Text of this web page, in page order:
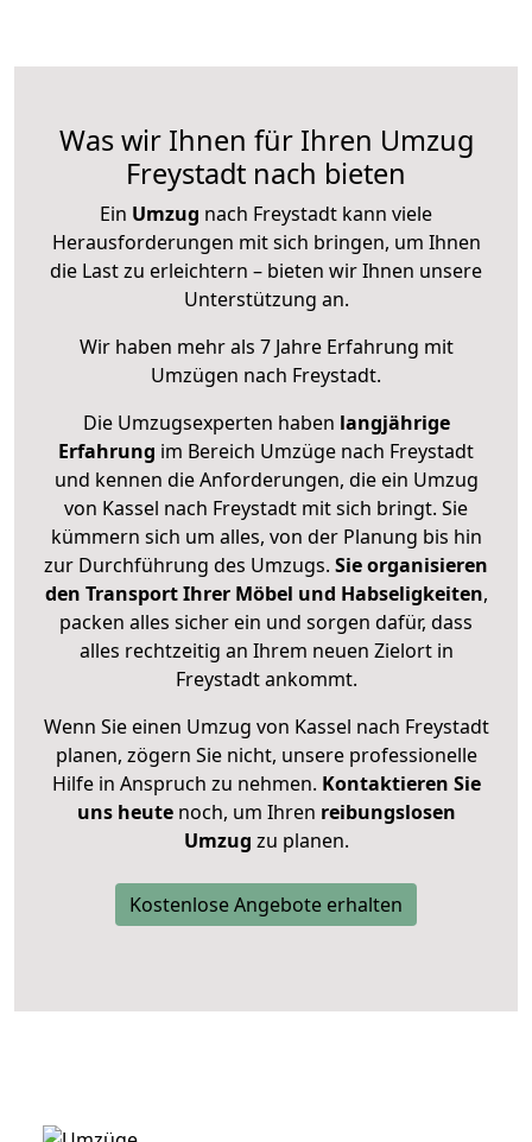
Was wir Ihnen für Ihren Umzug
Freystadt nach bieten
Ein Umzug nach Freystadt kann viele
Herausforderungen mit sich bringen, um Ihnen
die Last zu erleichtern – bieten wir Ihnen unsere
Unterstützung an.
Wir haben mehr als 7 Jahre Erfahrung mit
Umzügen nach Freystadt.
Die Umzugsexperten haben langjährige
Erfahrung im Bereich Umzüge nach Freystadt
und kennen die Anforderungen, die ein Umzug
von Kassel nach Freystadt mit sich bringt. Sie
kümmern sich um alles, von der Planung bis hin
zur Durchführung des Umzugs. Sie organisieren
den Transport Ihrer Möbel und Habseligkeiten,
packen alles sicher ein und sorgen dafür, dass
alles rechtzeitig an Ihrem neuen Zielort in
Freystadt ankommt.
Wenn Sie einen Umzug von Kassel nach Freystadt
planen, zögern Sie nicht, unsere professionelle
Hilfe in Anspruch zu nehmen. Kontaktieren Sie
uns heutenoch, um Ihren reibungslosen
Umzug zu planen.
Kostenlose Angebote erhalten